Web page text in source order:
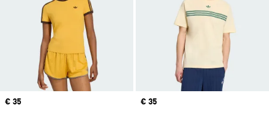
Precio
€ 35
Precio
€ 35